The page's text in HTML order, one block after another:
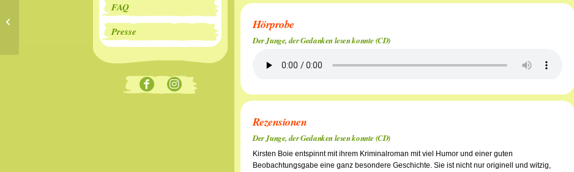
FAQ
Presse
Hörprobe
Der Junge, der Gedanken lesen konnte (CD)
Rezensionen
Der Junge, der Gedanken lesen konnte (CD)
Kirsten Boie entspinnt mit ihrem Kriminalroman mit viel Humor und einer guten
Beobachtungsgabe eine ganz besondere Geschichte. Sie ist nicht nur originell und witzig,
Gedanken lesen konnte